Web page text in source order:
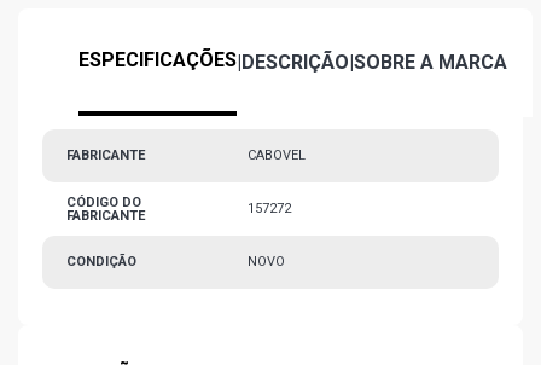
ESPECIFICAÇÕES|DESCRIÇÃO|SOBRE A MARCA
FABRICANTE CABOVEL
CÓDIGO DO
FABRICANTE
157272
CONDIÇÃO NOVO